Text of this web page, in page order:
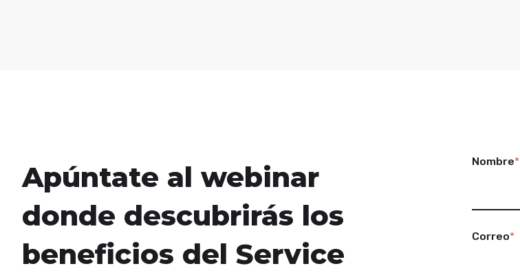
Apúntate al webinar
donde descubrirás los
beneficios del Service
Nombre*
Correo*